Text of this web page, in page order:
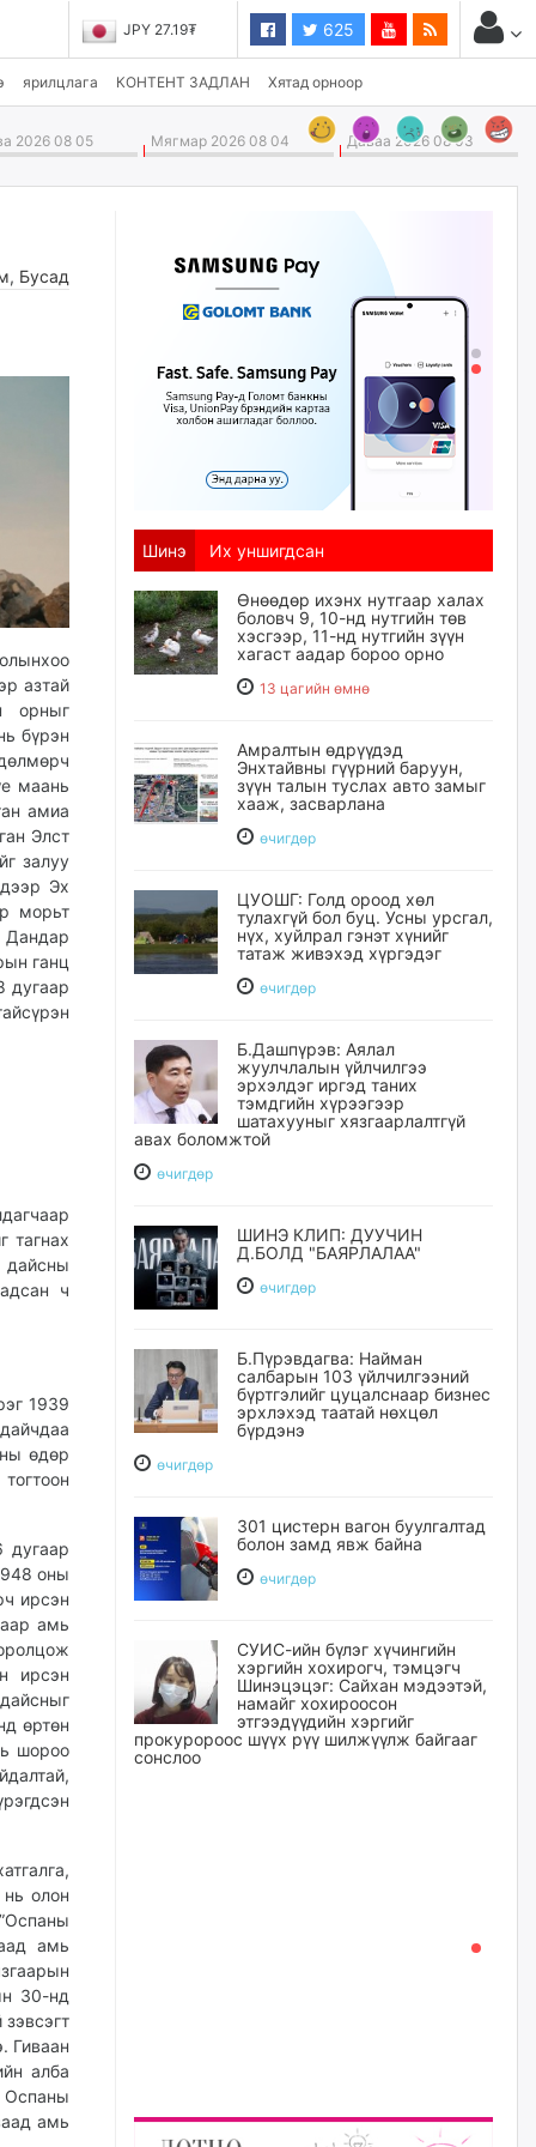
JPY 27.19₮ 625
ярилцлага КОНТЕНТ ЗАДЛАН Хятад орноор
2026 08 05 Мягмар 2026 08 04 Даваа 2026 08 03
, Бусад
азтай
орныг
бүрэн
маань
амиа
Элст
залуу
Эх
морьт
Дандар
ганц
дугаар
тагнах
ч
1939
өдөр
дугаар
оны
ирсэн
амь
ирсэн
өртөн
шороо
олон
амь
30-нд
Гиваан
алба
амь
Шинэ Их уншигдсан
Өнөөдөр ихэнх нутгаар халах
боловч 9, 10-нд нутгийн төв
хэсгээр, 11-нд нутгийн зүүн
хагаст аадар бороо орно
13 цагийн өмнө
Амралтын өдрүүдэд
Энхтайвны гүүрний баруун,
зүүн талын туслах авто замыг
хааж, засварлана
өчигдѳр
ЦУОШГ: Голд ороод хөл
тулахгүй бол буц. Усны урсгал,
нүх, хуйлрал гэнэт хүнийг
татаж живэхэд хүргэдэг
өчигдѳр
Б.Дашпүрэв: Аялал
жуулчлалын үйлчилгээ
эрхэлдэг иргэд таних
тэмдгийн хүрээгээр
шатахууныг хязгаарлалтгүй
авах боломжтой
өчигдѳр
ШИНЭ КЛИП: ДУУЧИН
Д.БОЛД "БАЯРЛАЛАА"
өчигдѳр
Б.Пүрэвдагва: Найман
салбарын 103 үйлчилгээний
бүртгэлийг цуцалснаар бизнес
эрхлэхэд таатай нөхцөл
бүрдэнэ
өчигдѳр
301 цистерн вагон буулгалтад
болон замд явж байна
өчигдѳр
СУИС-ийн бүлэг хүчингийн
хэргийн хохирогч, тэмцэгч
Шинэцэцэг: Сайхан мэдээтэй,
намайг хохироосон
этгээдүүдийн хэргийг
прокуророос шүүх рүү шилжүүлж байгааг
сонслоо